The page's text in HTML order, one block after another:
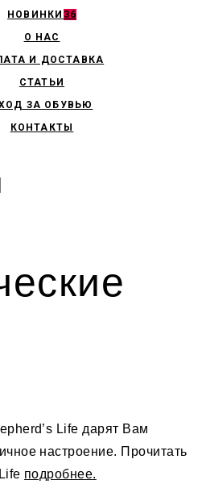
НОВИНКИ 36
О НАС
И ДОСТАВКА
СТАТЬИ
ЗА ОБУВЬЮ
КОНТАКТЫ
Life дарят Вам
настроение. Прочитать
подробнее.